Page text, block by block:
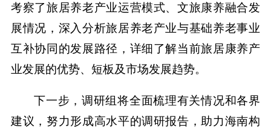
考察了旅居养老产业运营模式、文旅康养融合发
展情况，深入分析旅居养老产业与基础养老事业
互补协同的发展路径，详细了解当前旅居康养产
业发展的优势、短板及市场发展趋势。
下一步，调研组将全面梳理有关情况和各界
建议，努力形成高水平的调研报告，助力海南构